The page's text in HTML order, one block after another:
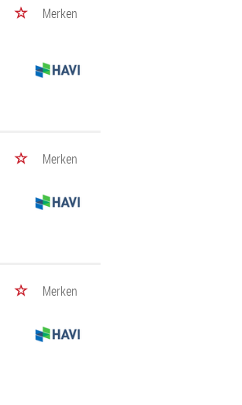
Merken
Merken
Merken